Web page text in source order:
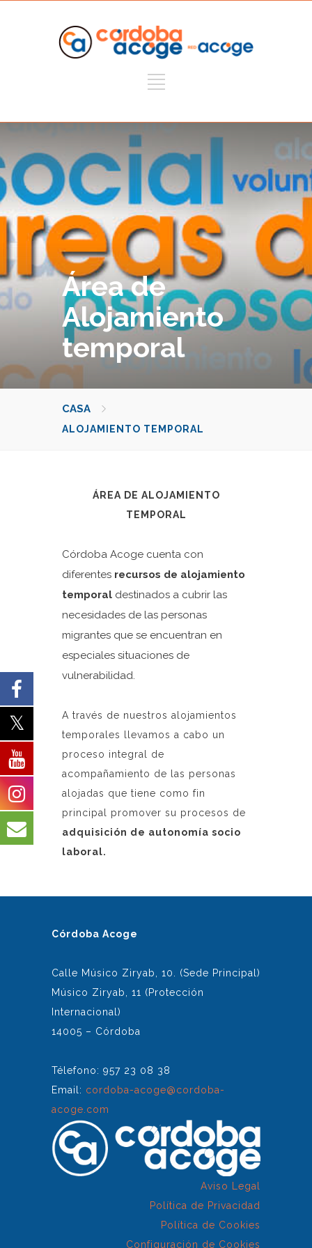
Área de
Alojamiento
temporal
CASA
ALOJAMIENTO TEMPORAL
ÁREA DE ALOJAMIENTO
TEMPORAL
Córdoba Acoge cuenta con
diferentes recursos de alojamiento
temporal destinados a cubrir las
necesidades de las personas
migrantes que se encuentran en
especiales situaciones de
vulnerabilidad.
A través de nuestros alojamientos
temporales llevamos a cabo un
proceso integral de
acompañamiento de las personas
alojadas que tiene como fin
principal promover su procesos de
adquisición de autonomía socio
laboral.
Córdoba Acoge
Calle Músico Ziryab, 10. (Sede Principal)
Músico Ziryab, 11 (Protección
Internacional)
14005 – Córdoba
Télefono: 957 23 08 38
Email: cordoba-acoge@cordoba-
acoge.com
Aviso Legal
Política de Privacidad
Política de Cookies
Configuración de Cookies